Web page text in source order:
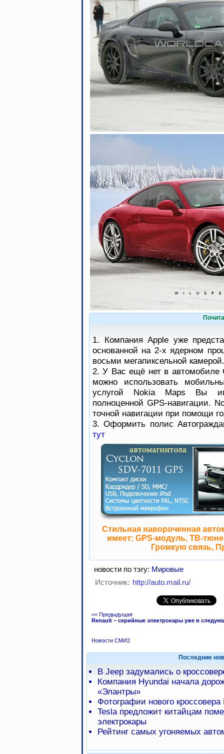
1. Компания Apple уже
основанной на 2-х ядерном
восьми мегапиксельной камерой.
2. У Вас ещё нет в автомобиле
можно использовать
услугой Nokia Maps Вы
полноценной GPS-навигации.
точной навигации при помощи
3. Оформить полис
тут
Стильная навороченная
имеет: GPS-модуль, ТВ-
Громкую связь,
новости по тэгу: Мировые
Источник: http://auto.mail.ru/
<< Предыдущая
Renault – серийные электрокары уже в
Новости СМИ2
Последние
В Jeep задумались о
Компания Hyundai начала
«Элантры»
Фотографии нового
Tesla предложит китайцам
электрокары
Рейтинг самых угоняемых